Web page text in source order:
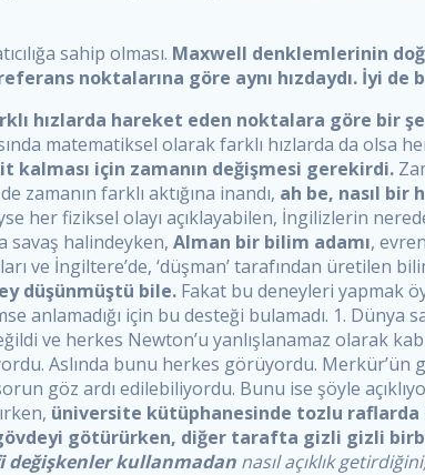
sahip olması. Maxwell denklemlerinin
noktalarına göre aynı hızdaydı. İyi de
hızlarda hareket eden noktalara göre bir
matematiksel olarak farklı hızlarda da olsa
kalması için zamanın değişmesi gerekirdi.
zamanın farklı aktığına inandı, ah be, nasıl bir
her fiziksel olayı açıklayabilen, İngilizlerin
savaş halindeyken, Alman bir bilim adamı,
ve İngiltere’de, ‘düşman’ tarafından üretilen
düşünmüştü bile. Fakat bu deneyleri yapmak
anlamadığı için bu desteği bulamadı. 1. Dünya
ve herkes Newton’u yanlışlanamaz olarak
Aslında bunu herkes görüyordu. Merkür’ün
göz ardı edilebiliyordu. Bunu ise şöyle
üniversite kütüphanesinde tozlu raflarda
götürürken, diğer tarafta gizli gizli
değişkenler kullanmadan nasıl açıklık